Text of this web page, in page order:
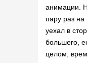
анимации.
пару раз
уехал в
большего,
целом,